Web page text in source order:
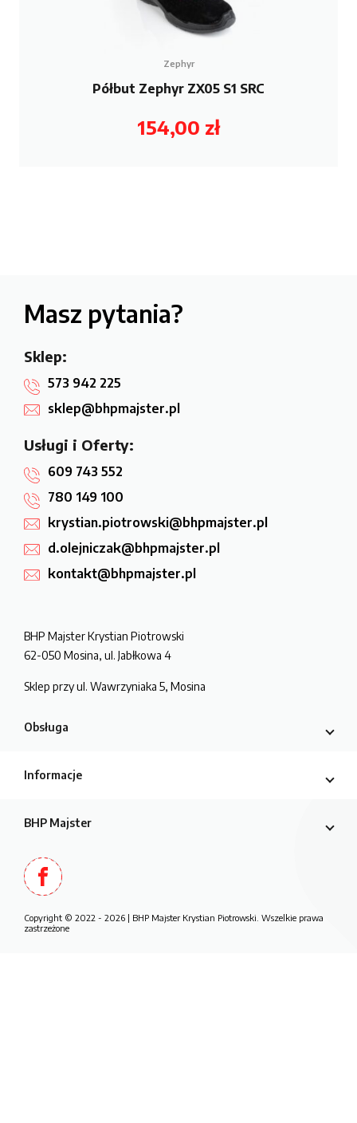
Zephyr
Półbut Zephyr ZX05 S1 SRC
154,00 zł
Masz pytania?
Sklep:
573 942 225
sklep@bhpmajster.pl
Usługi i Oferty:
609 743 552
780 149 100
krystian.piotrowski@bhpmajster.pl
d.olejniczak@bhpmajster.pl
kontakt@bhpmajster.pl
BHP Majster Krystian Piotrowski
62-050 Mosina, ul. Jabłkowa 4
Sklep przy ul. Wawrzyniaka 5, Mosina
Obsługa
Informacje
BHP Majster
Copyright © 2022 - 2026 | BHP Majster Krystian Piotrowski. Wszelkie prawa
zastrzeżone